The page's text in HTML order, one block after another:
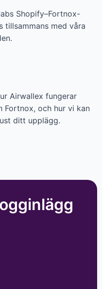
Shopify–Fortnox-
tillsammans med våra
Airwallex fungerar
Fortnox, och hur vi kan
ditt upplägg.